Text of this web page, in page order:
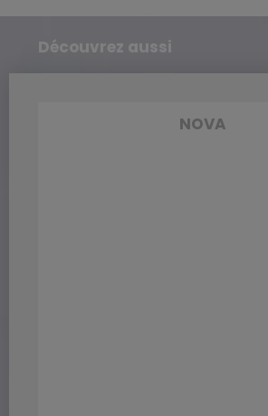
Découvrez aussi
NOVA